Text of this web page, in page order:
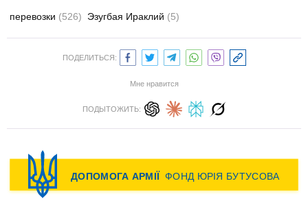
перевозки (526) Эзугбая Ираклий (5)
ПОДЕЛИТЬСЯ:
Мне нравится
ПОДЫТОЖИТЬ: